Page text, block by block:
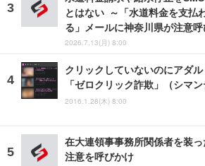
とはない ～「水道料金を支払
る」メールに神奈川県が注意
2026.7.13(月) 8:00
クリックしていないのにアダ
「ゼロクリック詐欺」（シマン
2016.1.28(木) 8:00
在大連領事事務所関係者を装
注意を呼びかけ